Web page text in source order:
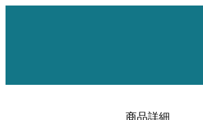
商品詳細